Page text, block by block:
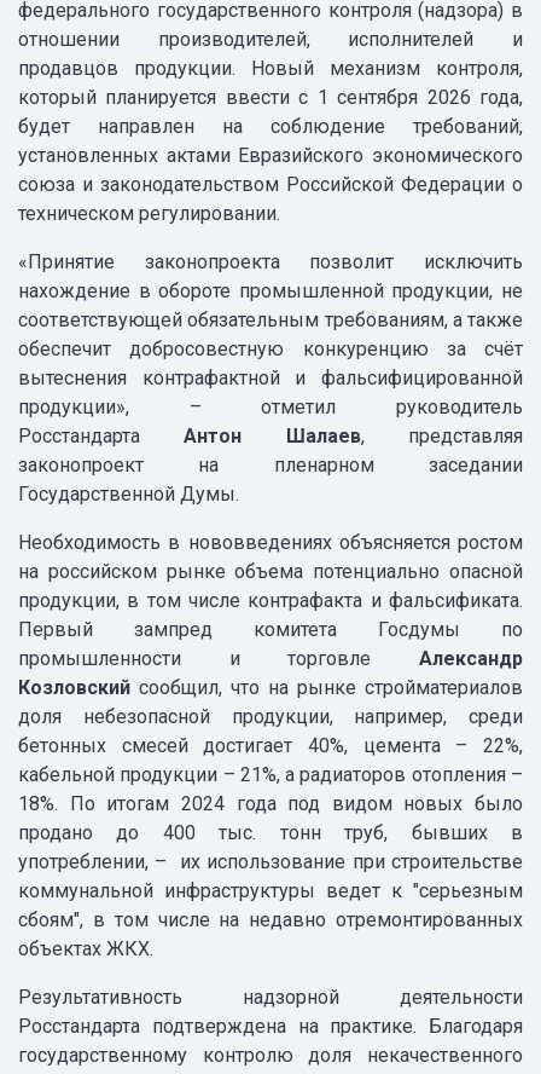
федерального государственного контроля (надзора) в
отношении производителей, исполнителей и
продавцов продукции. Новый механизм контроля,
который планируется ввести с 1 сентября 2026 года,
будет направлен на соблюдение требований,
установленных актами Евразийского экономического
союза и законодательством Российской Федерации о
техническом регулировании.
«Принятие законопроекта позволит исключить
нахождение в обороте промышленной продукции, не
соответствующей обязательным требованиям, а также
обеспечит добросовестную конкуренцию за счёт
вытеснения контрафактной и фальсифицированной
продукции», – отметил руководитель
РосстандартаАнтон Шалаев, представляя
законопроект на пленарном заседании
Государственной Думы.
Необходимость в нововведениях объясняется ростом
на российском рынке объема потенциально опасной
продукции, в том числе контрафакта и фальсификата.
Первый зампред комитета Госдумы по
промышленности и торговле Александр
Козловский сообщил, что на рынке стройматериалов
доля небезопасной продукции, например, среди
бетонных смесей достигает 40%, цемента – 22%,
кабельной продукции – 21%, а радиаторов отопления –
18%. По итогам 2024 года под видом новых было
продано до 400 тыс. тонн труб, бывших в
употреблении, – их использование при строительстве
коммунальной инфраструктуры ведет к "серьезным
сбоям", в том числе на недавно отремонтированных
объектах ЖКХ.
Результативность надзорной деятельности
Росстандарта подтверждена на практике. Благодаря
государственному контролю доля некачественного